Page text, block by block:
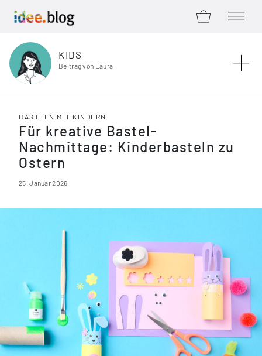
ZUM SHOPMENÜ
KIDS
Beitrag von Laura
BASTELN MIT KINDERN
Für kreative Bastel-
Nachmittage: Kinderbasteln zu
Ostern
25. Januar 2026